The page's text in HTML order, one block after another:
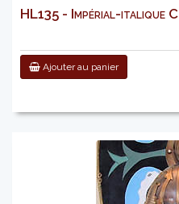
HL135 - Impérial-italique C
Ajouter au panier